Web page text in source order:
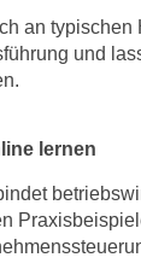
an typischen
und
lernen